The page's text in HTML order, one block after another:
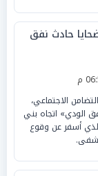
حادث نفق
الاجتماعي،
الودي» اتجاه بني
أسفر عن وقوع